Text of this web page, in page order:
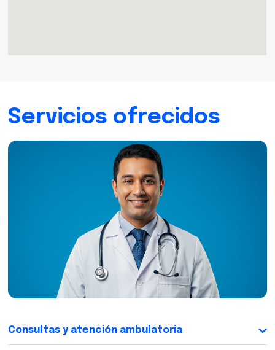
Servicios ofrecidos
Consultas y atención ambulatoria